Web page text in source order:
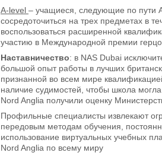
A-level – учащиеся, следующие по пути
сосредоточиться на трех предметах в
воспользоваться расширенной
участию в Международной премии
Наставничество: в NAS Dubai
большой опыт работы в лучших
признанной во всем мире
наличие судимостей, чтобы школа
Nord Anglia получили оценку
Профильные специалисты извлекают
передовым методам обучения,
использование виртуальных учебных
Nord Anglia по всему миру